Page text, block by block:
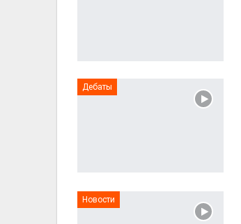
Дебаты
Новости